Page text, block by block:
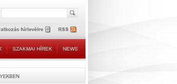
SZAKMAI HÍREK NEWS